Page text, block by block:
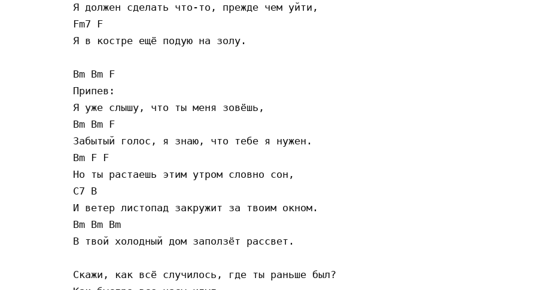
Я должен сделать что-то, прежде чем уйти,
Fm7 F
Я в костре ещё подую на золу.
Bm Bm F
Припев:
Я уже слышу, что ты меня зовёшь,
Bm Bm F
Забытый голос, я знаю, что тебе я нужен.
Bm F F
Но ты растаешь этим утром словно сон,
C7 B
И ветер листопад закружит за твоим окном.
Bm Bm Bm
В твой холодный дом заползёт рассвет.
Скажи, как всё случилось, где ты раньше был?